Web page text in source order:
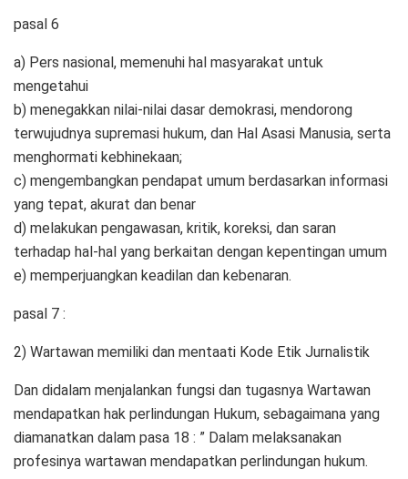
pasal 6
a) Pers nasional, memenuhi hal masyarakat untuk
mengetahui
b) menegakkan nilai-nilai dasar demokrasi, mendorong
terwujudnya supremasi hukum, dan Hal Asasi Manusia, serta
menghormati kebhinekaan;
c) mengembangkan pendapat umum berdasarkan informasi
yang tepat, akurat dan benar
d) melakukan pengawasan, kritik, koreksi, dan saran
terhadap hal-hal yang berkaitan dengan kepentingan umum
e) memperjuangkan keadilan dan kebenaran.
pasal 7 :
2) Wartawan memiliki dan mentaati Kode Etik Jurnalistik
Dan didalam menjalankan fungsi dan tugasnya Wartawan
mendapatkan hak perlindungan Hukum, sebagaimana yang
diamanatkan dalam pasa 18 : ” Dalam melaksanakan
profesinya wartawan mendapatkan perlindungan hukum.